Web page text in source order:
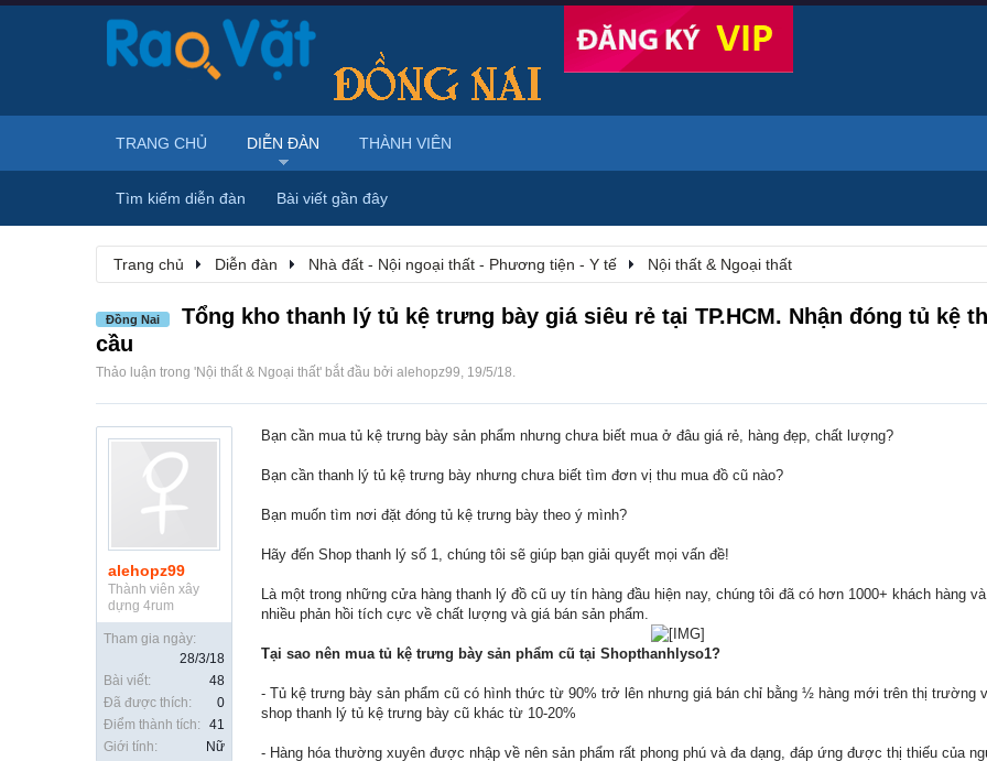
Trang chủ Diễn đàn Nhà đất - Nội ngoại thất - Phương tiện - Y tế Nội thất & Ngoại thất
Đồng Nai
Tổng kho thanh lý tủ kệ trưng bày giá siêu rẻ tại TP.HCM. Nhận đóng tủ kệ
cầu
Thảo luận trong 'Nội thất & Ngoại thất' bắt đầu bởi alehopz99, 19/5/18.
alehopz99
Thành viên xây
dựng 4rum
Tham gia ngày:
28/3/18
Bài viết:
48
Đã được thích:
0
Điểm thành tích:
41
Giới tính:
Nữ
Bạn cần mua tủ kệ trưng bày sản phẩm nhưng chưa biết mua ở đâu giá rẻ, hàng đẹp, chất lượng?
Bạn cần thanh lý tủ kệ trưng bày nhưng chưa biết tìm đơn vị thu mua đồ cũ nào?
Bạn muốn tìm nơi đặt đóng tủ kệ trưng bày theo ý mình?
Hãy đến Shop thanh lý số 1, chúng tôi sẽ giúp bạn giải quyết mọi vấn đề!
Là một trong những cửa hàng thanh lý đồ cũ uy tín hàng đầu hiện nay, chúng tôi đã có hơn 1000+ khách hàng
nhiều phản hồi tích cực về chất lượng và giá bán sản phẩm.
Tại sao nên mua tủ kệ trưng bày sản phẩm cũ tại Shopthanhlyso1?
- Tủ kệ trưng bày sản phẩm cũ có hình thức từ 90% trở lên nhưng giá bán chỉ bằng ½ hàng mới trên thị trường
shop thanh lý tủ kệ trưng bày cũ khác từ 10-20%
- Hàng hóa thường xuyên được nhập về nên sản phẩm rất phong phú và đa dạng, đáp ứng được thị thiếu của
TRANG CHỦ DIỄN ĐÀN
Tìm kiếm diễn đàn Bài viết gần đây
THÀNH VIÊN